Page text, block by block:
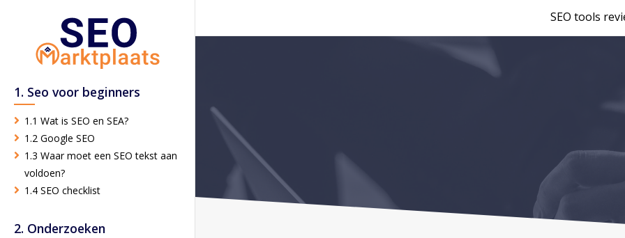
SEO tools
1. Seo voor beginners
1.1 Wat is SEO en SEA?
1.2 Google SEO
1.3 Waar moet een SEO tekst aan
voldoen?
1.4 SEO checklist
2. Onderzoeken